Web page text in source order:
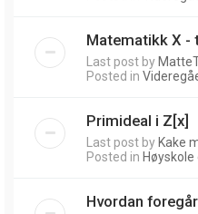
Matematikk X -
Last post by
Posted in
Primideal i Z[x]
Last post by Kake
Posted in
Hvordan